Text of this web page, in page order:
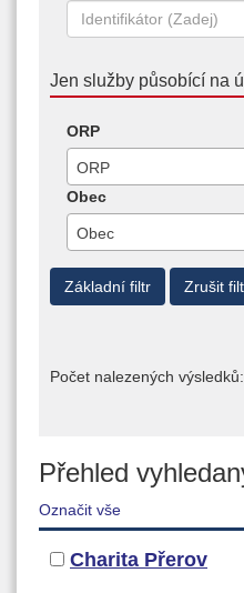
Jen služby působící na
ORP
ORP
Obec
Obec
Základní filtr Zrušit
Počet nalezených výsledků:
Přehled
Označit vše
Charita Přerov